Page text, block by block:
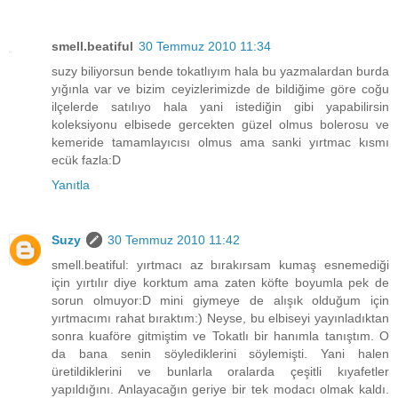
smell.beatiful 30 Temmuz 2010 11:34
suzy biliyorsun bende tokatlıyım hala bu yazmalardan burda
yığınla var ve bizim ceyizlerimizde de bildiğime göre coğu
ilçelerde satılıyo hala yani istediğin gibi yapabilirsin
koleksiyonu elbisede gercekten güzel olmus bolerosu ve
kemeride tamamlayıcısı olmus ama sanki yırtmac kısmı
ecük fazla:D
Yanıtla
Suzy
30 Temmuz 2010 11:42
smell.beatiful: yırtmacı az bırakırsam kumaş esnemediği
için yırtılır diye korktum ama zaten köfte boyumla pek de
sorun olmuyor:D mini giymeye de alışık olduğum için
yırtmacımı rahat bıraktım:) Neyse, bu elbiseyi yayınladıktan
sonra kuaföre gitmiştim ve Tokatlı bir hanımla tanıştım. O
da bana senin söylediklerini söylemişti. Yani halen
üretildiklerini ve bunlarla oralarda çeşitli kıyafetler
yapıldığını. Anlayacağın geriye bir tek modacı olmak kaldı.